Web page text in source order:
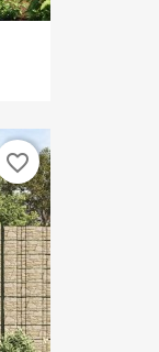
favorite_border